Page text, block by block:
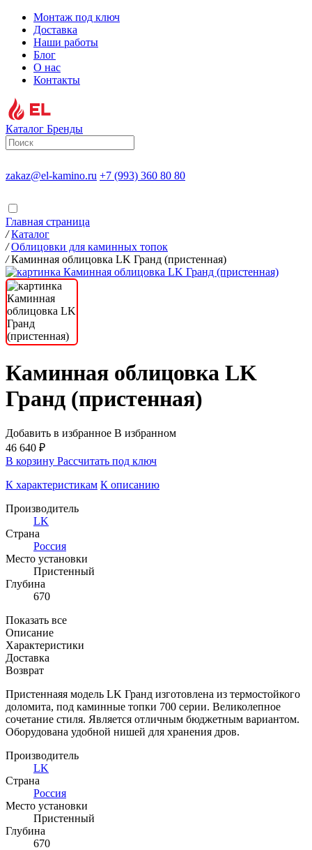
Монтаж под ключ
Доставка
Наши работы
Блог
О нас
Контакты
Каталог Бренды
zakaz@el-kamino.ru +7 (993) 360 80 80
Главная страница
/ Каталог
/ Облицовки для каминных топок
/ Каминная облицовка LK Гранд (пристенная)
Каминная облицовка LK
Гранд (пристенная)
Добавить в избранное В избранном
46 640 ₽
В корзину Рассчитать под ключ
К характеристикам К описанию
Производитель
LK
Страна
Россия
Место установки
Пристенный
Глубина
670
Показать все
Описание
Характеристики
Доставка
Возврат
Пристеннаяя модель LK Гранд изготовлена из термостойкого
доломита, под каминные топки 700 серии. Великолепное
сочетание стиля. Является отличным бюджетным вариантом.
Оборудована удобной нишей для хранения дров.
Производитель
LK
Страна
Россия
Место установки
Пристенный
Глубина
670